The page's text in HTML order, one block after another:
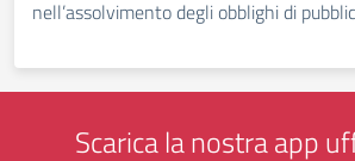
nell’assolvimento degli obblighi di
Scarica la nostra app